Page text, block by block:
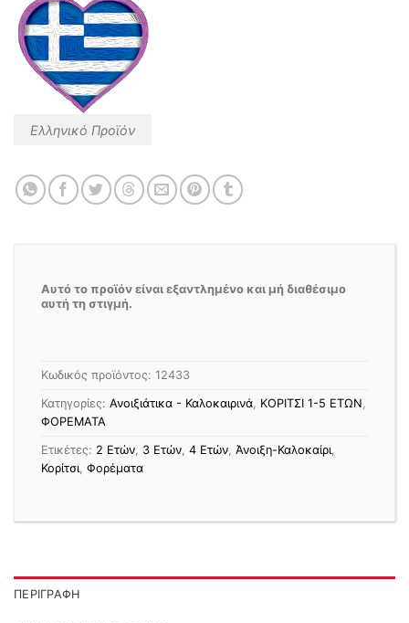
Ελληνικό Προϊόν
Αυτό το προϊόν είναι εξαντλημένο και μή διαθέσιμο
αυτή τη στιγμή.
Κωδικός προϊόντος: 12433
Κατηγορίες: Ανοιξιάτικα - Καλοκαιρινά, ΚΟΡΙΤΣΙ 1-5 ΕΤΩΝ,
ΦΟΡΕΜΑΤΑ
Ετικέτες: 2 Ετών, 3 Ετών, 4 Ετών, Άνοιξη-Καλοκαίρι,
Κορίτσι, Φορέματα
ΠΕΡΙΓΡΑΦΉ